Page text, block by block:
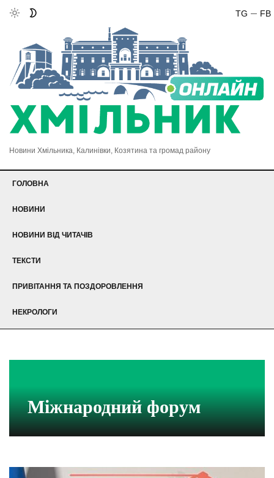
FB
TG
Новини Хмільника, Калинівки, Козятина та громад району
ГОЛОВНА
НОВИНИ
НОВИНИ ВІД ЧИТАЧІВ
ТЕКСТИ
ПРИВІТАННЯ ТА ПОЗДОРОВЛЕННЯ
НЕКРОЛОГИ
Міжнародний форум